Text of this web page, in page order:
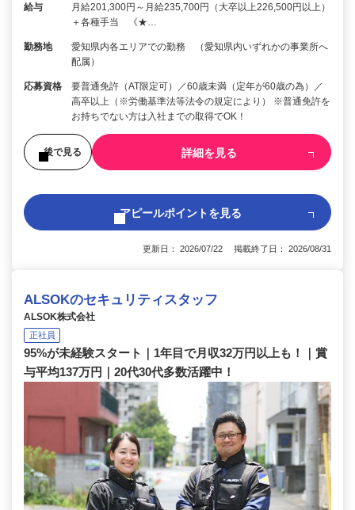
給与
月給201,300円～月給235,700円（大卒以上226,500円以上）
＋各種手当 《★…
勤務地
愛知県内各エリアでの勤務 （愛知県内いずれかの事業所へ
配属）
応募資格
要普通免許（AT限定可）／60歳未満（定年が60歳の為）／
高卒以上（※労働基準法等法令の規定により） ※普通免許を
お持ちでない方は入社までの取得でOK！
後で見る 詳細を見る
アピールポイントを見る
更新日： 2026/07/22 掲載終了日： 2026/08/31
ALSOKのセキュリティスタッフ
ALSOK株式会社
正社員
95%が未経験スタート｜1年目で月収32万円以上も！｜賞
与平均137万円｜20代30代多数活躍中！